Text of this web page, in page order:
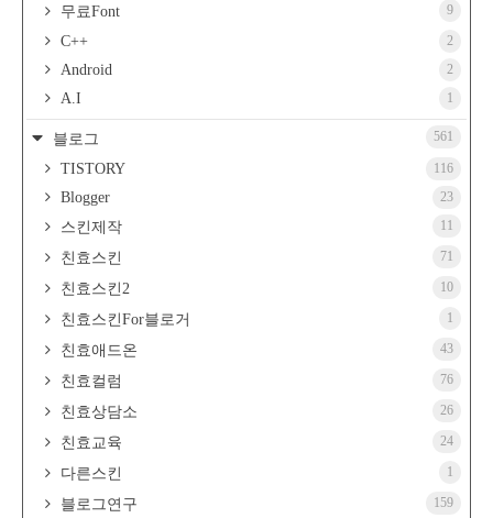
무료Font 9
C++ 2
Android 2
A.I 1
블로그 561
TISTORY 116
Blogger 23
스킨제작 11
친효스킨 71
친효스킨2 10
친효스킨For블로거 1
친효애드온 43
친효컬럼 76
친효상담소 26
친효교육 24
다른스킨 1
블로그연구 159